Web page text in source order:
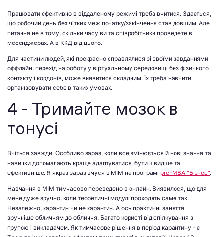
Працювати ефективно в віддаленому режимі треба вчитися. Здається,
що робочий день без чітких меж початку/закінчення став довшим. Але
питання не в тому, скільки часу ви та співробітники проведете в
месенджерах. А в ККД від цього.
Для частини людей, які прекрасно справлялися зі своїми завданнями
оффлайн, перехід на роботу у віртуальному середовищі без фізичного
контакту і кордонів, може виявитися складним. Їх треба навчити
організовувати себе в таких умовах.
4 - Тримайте мозок в
тонусі
Вчіться завжди. Особливо зараз, коли все змінюється й нові знання та
навички допомагають краще адаптуватися, бути швидше та
ефективніше. Я якраз зараз вчуся в МІМ на програмі pre-MBA "Бізнес".
Навчання в МІМ тимчасово переведено в онлайн. Виявилося, що для
мене дуже зручно, коли теоретичні модулі проходять саме так.
Незалежно, карантин чи не карантин. А ось практичні заняття
зручніше обличчям до обличчя. Багато користі від спілкування з
групою і викладачем. Як тимчасове рішення в період карантину - є